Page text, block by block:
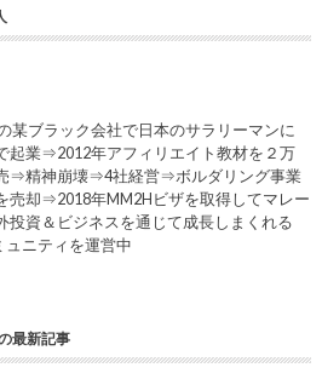
某ブラック会社で日本のサラリーマンに
起業⇒2012年アフィリエイト教材を２万
⇒精神崩壊⇒4社経営⇒ボルダリング事業
売却⇒2018年MM2Hビザを取得してマレー
資＆ビジネスを通じて成長しまくれる
ュニティを運営中
最新記事